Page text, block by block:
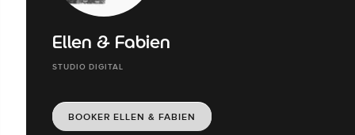
Ellen & Fabien
STUDIO DIGITAL
BOOKER ELLEN & FABIEN